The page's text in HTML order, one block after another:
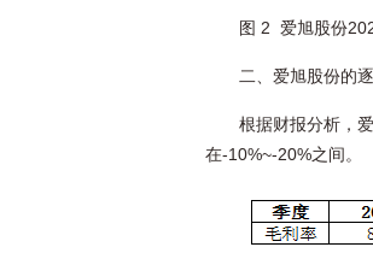
图 2 爱旭股份
二、爱旭股份的
根据财报分析，
在-10%~-20%之间。